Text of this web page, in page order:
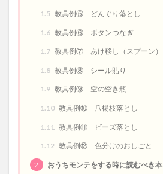
1.5 教具例⑤ どんぐり落とし
1.6 教具例⑥ ボタンつなぎ
1.7 教具例⑦ あけ移し（スプーン）
1.8 教具例⑧ シール貼り
1.9 教具例⑨ 空の空き瓶
1.10 教具例⑩ 爪楊枝落とし
1.11 教具例⑪ ビーズ落とし
1.12 教具例⑫ 色分けのおしごと
2 おうちモンテをする時に読むべき本